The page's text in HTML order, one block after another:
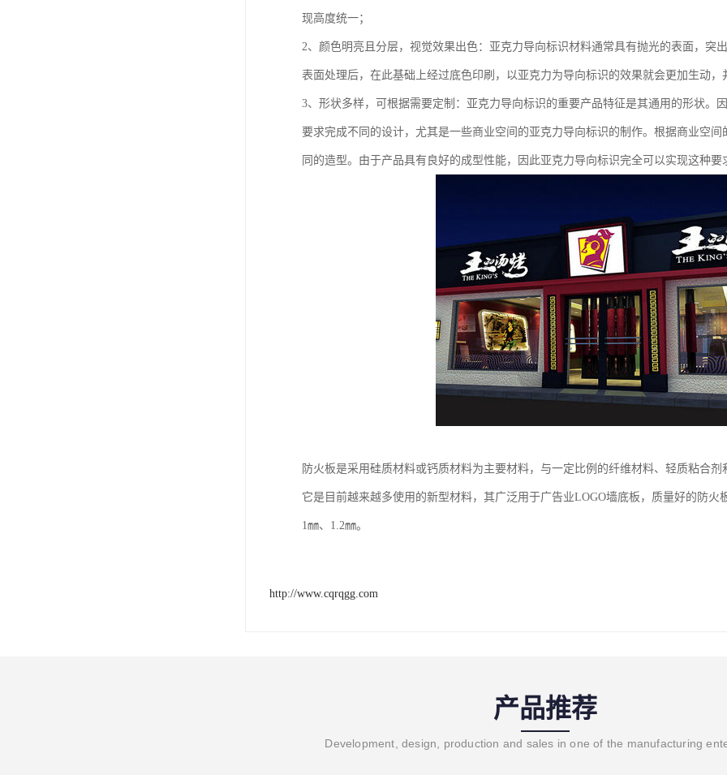
现高度统一；
2、颜色明亮且分层，视觉效果出色：亚克力导向标识材料通常具有抛光的表面，突
表面处理后，在此基础上经过底色印刷，以亚克力为导向标识的效果就会更加生动，
3、形状多样，可根据需要定制：亚克力导向标识的重要产品特征是其通用的形状。
要求完成不同的设计，尤其是一些商业空间的亚克力导向标识的制作。根据商业空
同的造型。由于产品具有良好的成型性能，因此亚克力导向标识完全可以实现这种要
防火板是采用硅质材料或钙质材料为主要材料，与一定比例的纤维材料、轻质粘合剂
它是目前越来越多使用的新型材料，其广泛用于广告业LOGO墙底板，质量好的防火
1㎜、1.2㎜。
http://www.cqrqgg.com
产品推荐
Development, design, production and sales in one of the manufacturing